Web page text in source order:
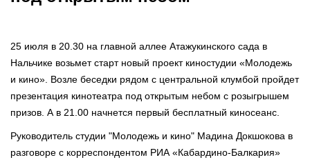
25 июля в 20.30 на главной аллее Атажукинского сада в
Нальчике возьмет старт новый проект киностудии «Молодежь
и кино». Возле беседки рядом с центральной клумбой пройдет
презентация кинотеатра под открытым небом с розыгрышем
призов. А в 21.00 начнется первый бесплатный киносеанс.
Руководитель студии "Молодежь и кино" Мадина Докшокова в
разговоре с корреспондентом РИА «Кабардино-Балкария»